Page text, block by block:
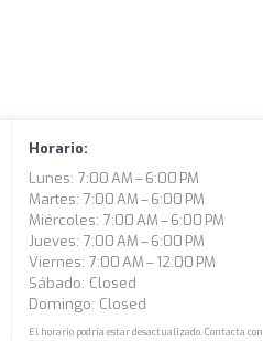
Horario:
Lunes: 7:00 AM – 6:00 PM
Martes: 7:00 AM – 6:00 PM
Miércoles: 7:00 AM – 6:00 PM
Jueves: 7:00 AM – 6:00 PM
Viernes: 7:00 AM – 12:00 PM
Sábado: Closed
Domingo: Closed
El horario podría estar desactualizado. Contacta con